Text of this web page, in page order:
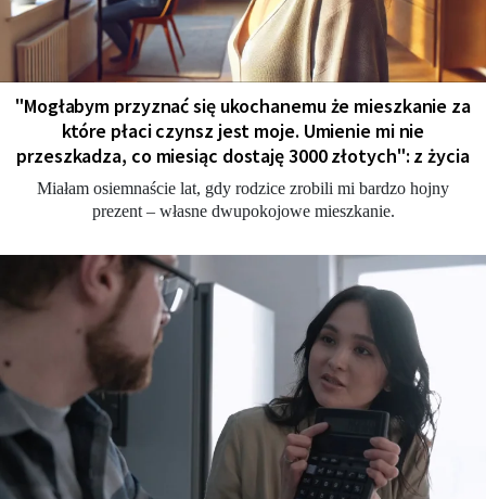
"Мogłabym przyznać się ukochanemu że mieszkanie za
które płaci czynsz jest moje. Umienie mi nie
przeszkadza, co miesiąc dostaję 3000 złotych": z życia
Miałam osiemnaście lat, gdy rodzice zrobili mi bardzo hojny
prezent – własne dwupokojowe mieszkanie.